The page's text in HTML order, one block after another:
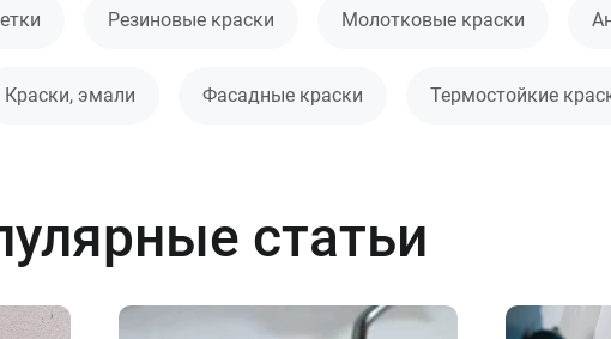
Резиновые краски Молотковые краски
Краски, эмали Фасадные краски Термостойкие
статьи